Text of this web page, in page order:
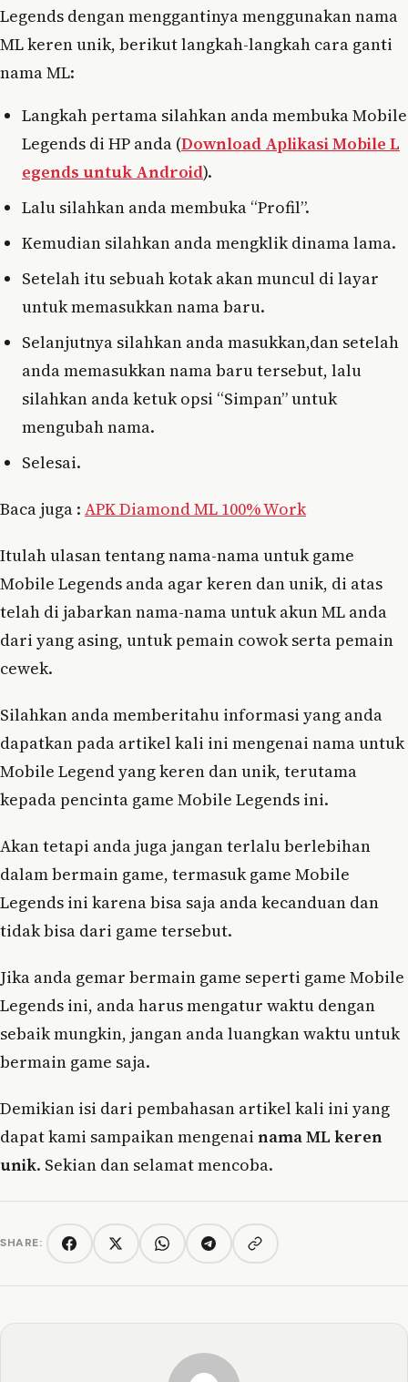
Legends dengan menggantinya menggunakan nama
ML keren unik, berikut langkah-langkah cara ganti
nama ML:
Langkah pertama silahkan anda membuka Mobile
Legends di HP anda (Download Aplikasi Mobile L
egends untuk Android).
Lalu silahkan anda membuka “Profil”.
Kemudian silahkan anda mengklik dinama lama.
Setelah itu sebuah kotak akan muncul di layar
untuk memasukkan nama baru.
Selanjutnya silahkan anda masukkan,dan setelah
anda memasukkan nama baru tersebut, lalu
silahkan anda ketuk opsi “Simpan” untuk
mengubah nama.
Selesai.
Baca juga : APK Diamond ML 100% Work
Itulah ulasan tentang nama-nama untuk game
Mobile Legends anda agar keren dan unik, di atas
telah di jabarkan nama-nama untuk akun ML anda
dari yang asing, untuk pemain cowok serta pemain
cewek.
Silahkan anda memberitahu informasi yang anda
dapatkan pada artikel kali ini mengenai nama untuk
Mobile Legend yang keren dan unik, terutama
kepada pencinta game Mobile Legends ini.
Akan tetapi anda juga jangan terlalu berlebihan
dalam bermain game, termasuk game Mobile
Legends ini karena bisa saja anda kecanduan dan
tidak bisa dari game tersebut.
Jika anda gemar bermain game seperti game Mobile
Legends ini, anda harus mengatur waktu dengan
sebaik mungkin, jangan anda luangkan waktu untuk
bermain game saja.
Demikian isi dari pembahasan artikel kali ini yang
dapat kami sampaikan mengenai nama ML keren
unik. Sekian dan selamat mencoba.
SHARE: FacebookTwitter/XWhatsAppTelegramCopy link